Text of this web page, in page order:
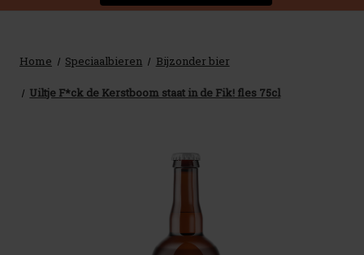
Home Speciaalbieren Bijzonder bier
Uiltje F*ck de Kerstboom staat in de Fik! fles 75cl